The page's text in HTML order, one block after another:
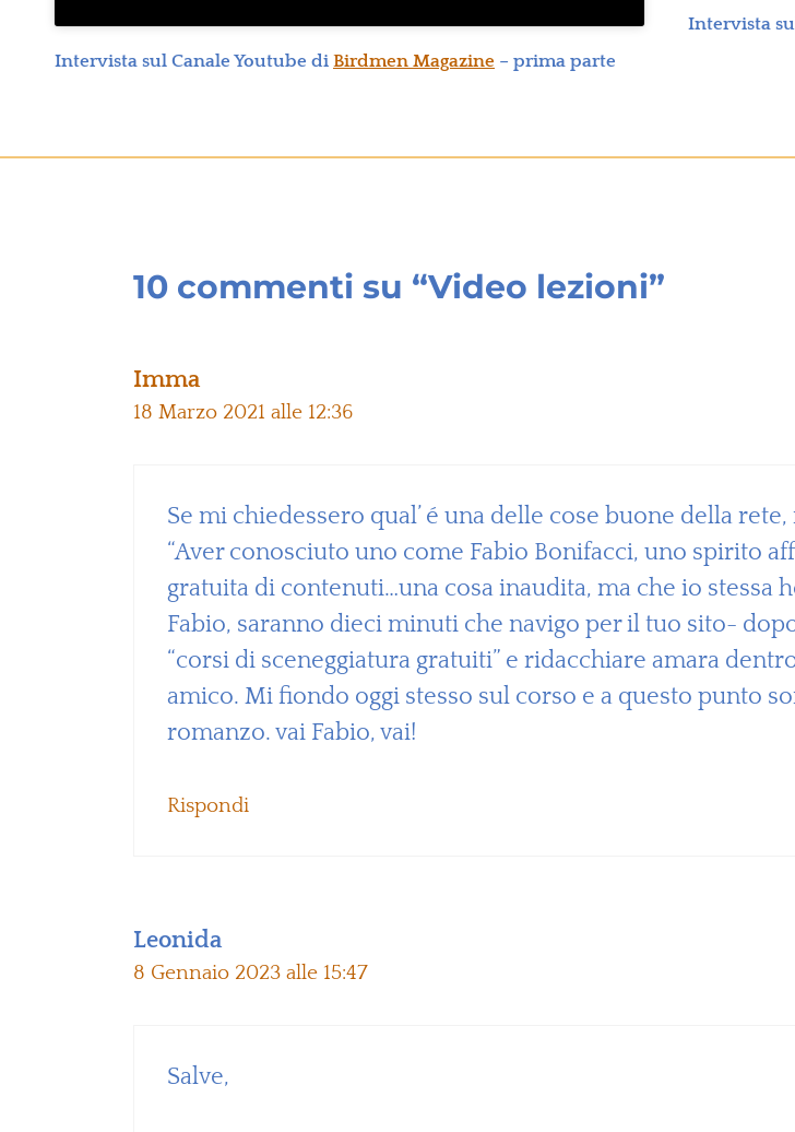
Intervista sul Canale Youtube di Birdmen Magazine – prima parte
Intervista
10 commenti su “Video lezioni”
Imma
18 Marzo 2021 alle 12:36
Se mi chiedessero qual’ é una delle cose buone della
“Aver conosciuto uno come Fabio Bonifacci, uno spirito
gratuita di contenuti…una cosa inaudita, ma che io stessa
Fabio, saranno dieci minuti che navigo per il tuo sito-
“corsi di sceneggiatura gratuiti” e ridacchiare amara
amico. Mi fiondo oggi stesso sul corso e a questo punto
romanzo. vai Fabio, vai!
Rispondi
Leonida
8 Gennaio 2023 alle 15:47
Salve,